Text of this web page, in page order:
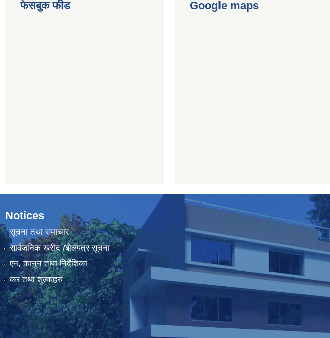
फेसबुक फीड Google maps
Notices
सूचना तथा समाचार
सार्वजनिक खरीद /बोलपत्र सूचना
एन, कानुन तथा निर्देशिका
कर तथा शुल्कहरु